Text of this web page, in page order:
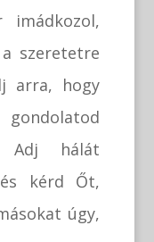
imádkozol,
szeretetre
arra, hogy
Adj hálát
kérd Őt,
úgy,